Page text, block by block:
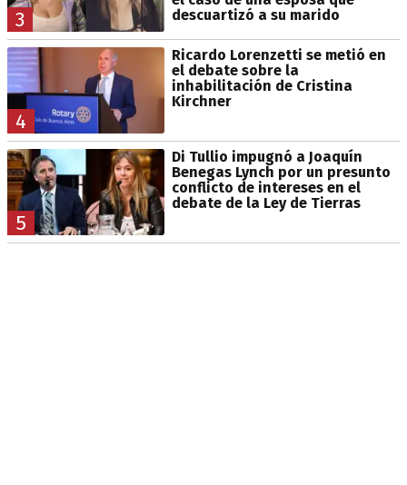
3
descuartizó a su marido
4
Ricardo Lorenzetti se metió en
el debate sobre la
inhabilitación de Cristina
Kirchner
5
Di Tullio impugnó a Joaquín
Benegas Lynch por un presunto
conflicto de intereses en el
debate de la Ley de Tierras